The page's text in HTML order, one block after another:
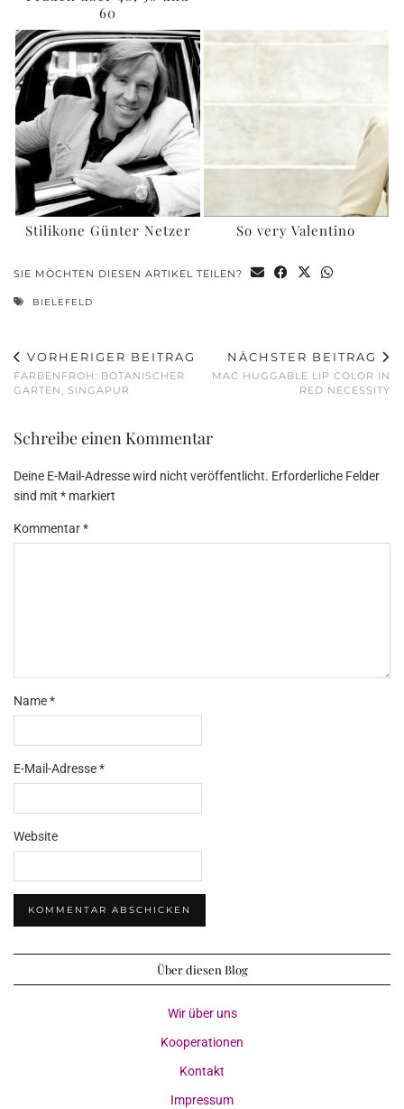
60
Stilikone Günter Netzer So very Valentino
SIE MÖCHTEN DIESEN ARTIKEL TEILEN?
BIELEFELD
VORHERIGER BEITRAG
FARBENFROH: BOTANISCHER
GARTEN, SINGAPUR
NÄCHSTER BEITRAG
MAC HUGGABLE LIP COLOR IN
RED NECESSITY
Schreibe einen Kommentar
Deine E-Mail-Adresse wird nicht veröffentlicht. Erforderliche Felder
sind mit * markiert
Kommentar*
Name*
E-Mail-Adresse*
Website
Über diesen Blog
Wir über uns
Kooperationen
Kontakt
Impressum